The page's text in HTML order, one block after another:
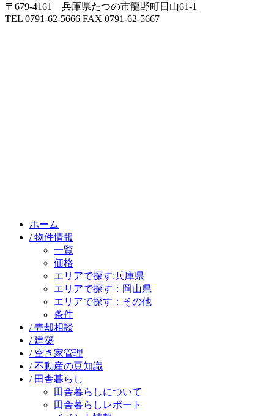
〒679-4161 兵庫県たつの市龍野町日山61-1
TEL 0791-62-5666 FAX 0791-62-5667
ホーム
/ 物件情報
一覧
価格
エリアで探す:兵庫県
エリアで探す：岡山県
エリアで探す：その他
条件
/ 売却相談
/ 建築
/ 空き家管理
/ 不動産の豆知識
/ 田舎暮らし
田舎暮らしについて
田舎暮らしレポート